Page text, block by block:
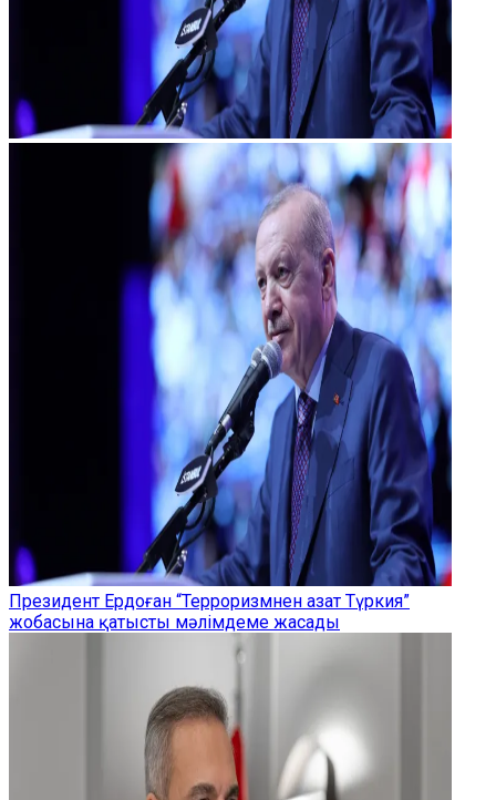
Президент Ердоған “Терроризмнен азат Түркия”
жобасына қатысты мәлімдеме жасады